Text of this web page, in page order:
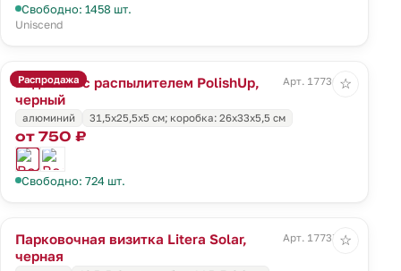
Свободно: 1458 шт.
Uniscend
Распродажа
Водосгон с распылителем PolishUp,
черный
Арт. 17736.30
алюминий 31,5х25,5х5 см; коробка: 26х33х5,5 см
от 750 ₽
Свободно: 724 шт.
☆
Парковочная визитка Litera Solar,
черная
Арт. 17737.30
☆